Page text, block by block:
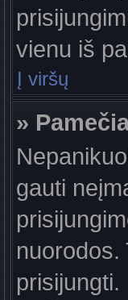
vienu iš
Į viršų
»
gauti
nuorodos.
prisijungti.